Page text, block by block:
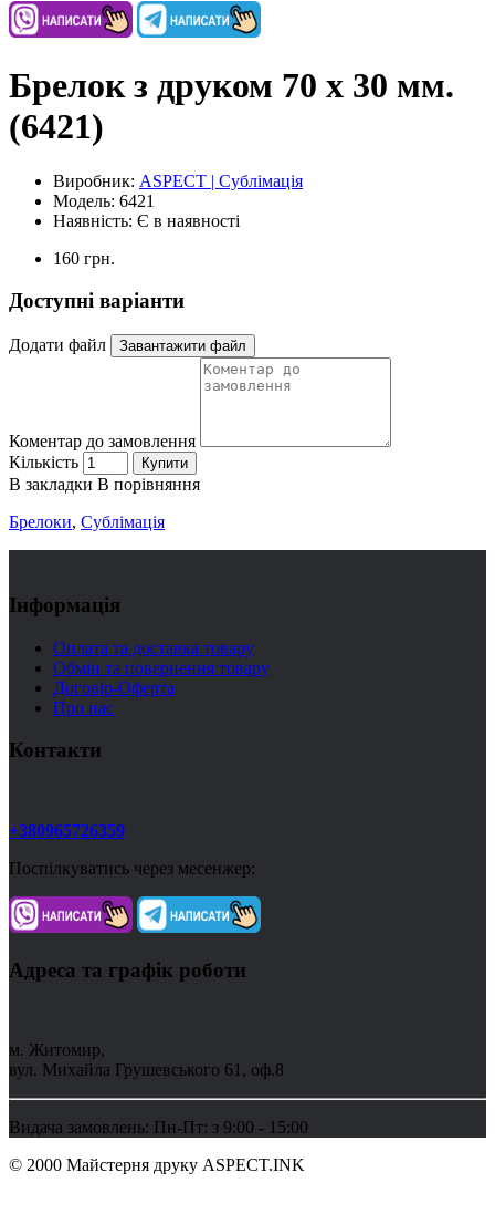
Брелок з друком 70 х 30 мм.
(6421)
Виробник: ASPECT | Сублімація
Модель: 6421
Наявність: Є в наявності
160 грн.
Доступні варіанти
Додати файл Завантажити файл
Коментар до замовлення
Кількість
Купити
В закладки В порівняння
Брелоки, Сублімація
Інформація
Оплата та доставка товару
Обмін та повернення товару
Договір-Оферта
Про нас
Контакти
+380965726359
Поспілкуватись через месенжер:
Адреса та графік роботи
м. Житомир,
вул. Михайла Грушевського 61, оф.8
Видача замовлень: Пн-Пт: з 9:00 - 15:00
© 2000 Майстерня друку ASPECT.INK